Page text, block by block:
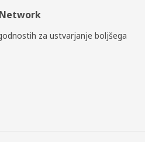
Network
za ustvarjanje boljšega